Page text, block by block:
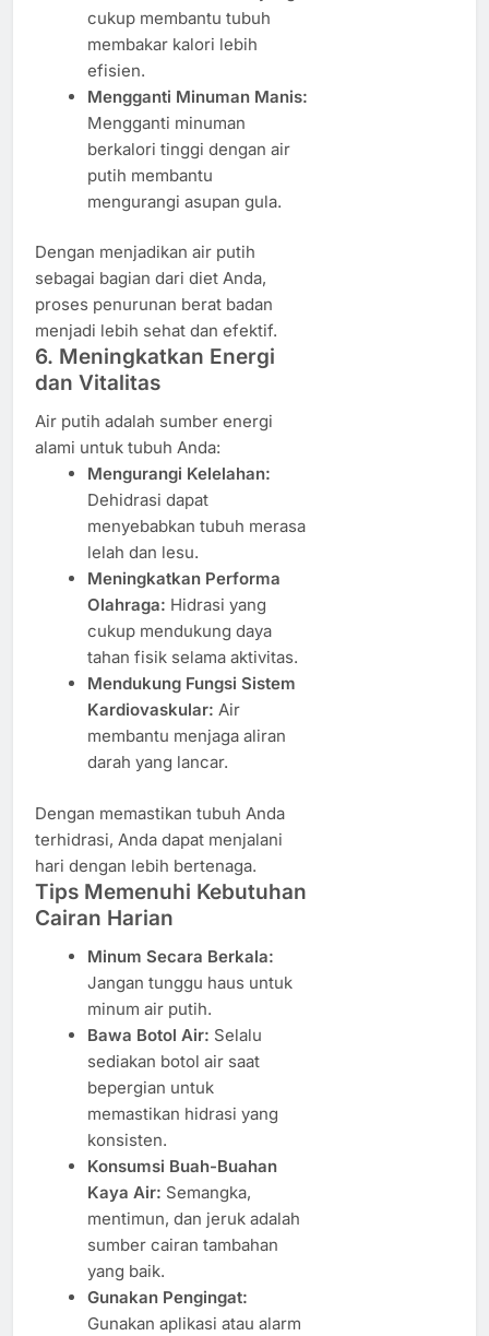
cukup membantu tubuh
membakar kalori lebih
efisien.
Mengganti Minuman Manis:
Mengganti minuman
berkalori tinggi dengan air
putih membantu
mengurangi asupan gula.
Dengan menjadikan air putih
sebagai bagian dari diet Anda,
proses penurunan berat badan
menjadi lebih sehat dan efektif.
6. Meningkatkan Energi
dan Vitalitas
Air putih adalah sumber energi
alami untuk tubuh Anda:
Mengurangi Kelelahan:
Dehidrasi dapat
menyebabkan tubuh merasa
lelah dan lesu.
Meningkatkan Performa
Olahraga: Hidrasi yang
cukup mendukung daya
tahan fisik selama aktivitas.
Mendukung Fungsi Sistem
Kardiovaskular: Air
membantu menjaga aliran
darah yang lancar.
Dengan memastikan tubuh Anda
terhidrasi, Anda dapat menjalani
hari dengan lebih bertenaga.
Tips Memenuhi Kebutuhan
Cairan Harian
Minum Secara Berkala:
Jangan tunggu haus untuk
minum air putih.
Bawa Botol Air: Selalu
sediakan botol air saat
bepergian untuk
memastikan hidrasi yang
konsisten.
Konsumsi Buah-Buahan
Kaya Air: Semangka,
mentimun, dan jeruk adalah
sumber cairan tambahan
yang baik.
Gunakan Pengingat:
Gunakan aplikasi atau alarm